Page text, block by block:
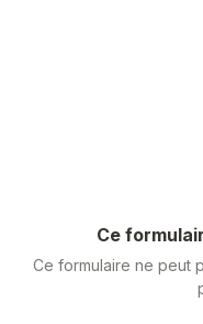
Ce
Ce formulaire ne peut